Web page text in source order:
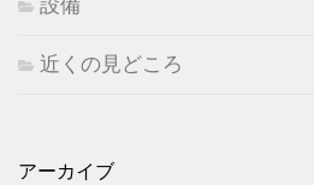
近くの見どころ
アーカイブ